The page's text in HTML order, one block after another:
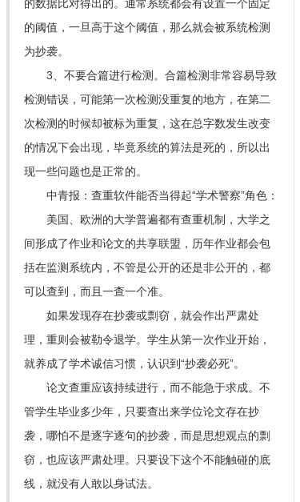
的数据比对得出的。通常系统都会有设置一个固定
的阈值，一旦高于这个阈值，那么就会被系统检测
为抄袭。
3、不要合篇进行检测。合篇检测非常容易导致
检测错误，可能第一次检测没重复的地方，在第二
次检测的时候却被标为重复，这在总字数发生改变
的情况下会出现，毕竟系统的算法是死的，所以出
现一些问题也是正常的。
中青报：查重软件能否当得起“学术警察”角色：
美国、欧洲的大学普遍都有查重机制，大学之
间形成了作业和论文的共享联盟，历年作业都会包
括在监测系统内，不管是公开的还是非公开的，都
可以查到，而且一查一个准。
如果发现存在抄袭或剽窃，就会作出严肃处
理，重则会被勒令退学。学生从第一次作业开始，
就养成了学术诚信习惯，认识到“抄袭必死”。
论文查重应该持续进行，而不能急于求成。不
管学生毕业多少年，只要查出来学位论文存在抄
袭，哪怕不是逐字逐句的抄袭，而是思想观点的剽
窃，也应该严肃处理。只要设下这个不能触碰的底
线，就没有人敢以身试法。